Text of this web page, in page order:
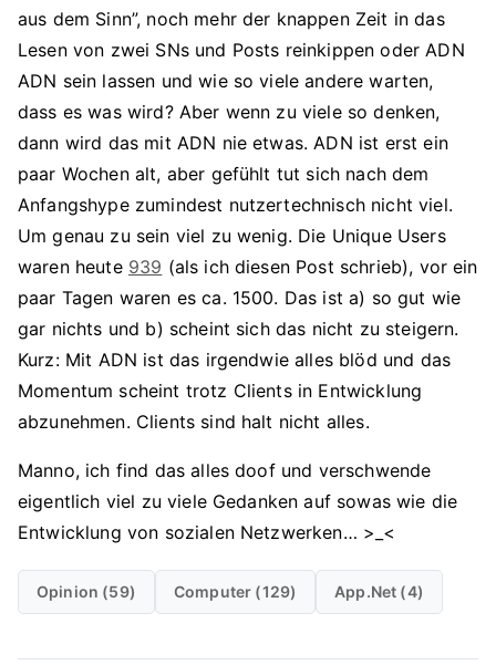
aus dem Sinn”, noch mehr der knappen Zeit in das
Lesen von zwei SNs und Posts reinkippen oder ADN
ADN sein lassen und wie so viele andere warten,
dass es was wird? Aber wenn zu viele so denken,
dann wird das mit ADN nie etwas. ADN ist erst ein
paar Wochen alt, aber gefühlt tut sich nach dem
Anfangshype zumindest nutzertechnisch nicht viel.
Um genau zu sein viel zu wenig. Die Unique Users
waren heute 939 (als ich diesen Post schrieb), vor ein
paar Tagen waren es ca. 1500. Das ist a) so gut wie
gar nichts und b) scheint sich das nicht zu steigern.
Kurz: Mit ADN ist das irgendwie alles blöd und das
Momentum scheint trotz Clients in Entwicklung
abzunehmen. Clients sind halt nicht alles.
Manno, ich find das alles doof und verschwende
eigentlich viel zu viele Gedanken auf sowas wie die
Entwicklung von sozialen Netzwerken… >_<
Opinion (59) Computer (129) App.net (4)